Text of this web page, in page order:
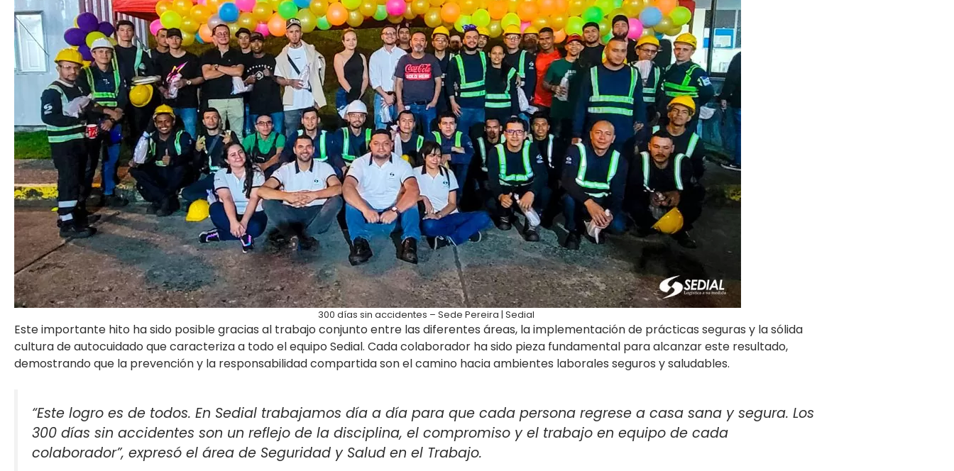
300 días sin accidentes – Sede Pereira | Sedial
Este importante hito ha sido posible gracias al trabajo conjunto entre las diferentes áreas, la implementación de prácticas seguras y la sólida
cultura de autocuidado que caracteriza a todo el equipo Sedial. Cada colaborador ha sido pieza fundamental para alcanzar este resultado,
demostrando que la prevención y la responsabilidad compartida son el camino hacia ambientes laborales seguros y saludables.
“Este logro es de todos. En Sedial trabajamos día a día para que cada persona regrese a casa sana y segura. Los
300 días sin accidentes son un reflejo de la disciplina, el compromiso y el trabajo en equipo de cada
colaborador”, expresó el área de Seguridad y Salud en el Trabajo.